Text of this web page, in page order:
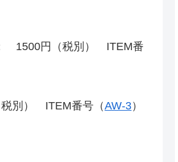
1500円（税別） ITEM番
別） ITEM番号（AW-3）